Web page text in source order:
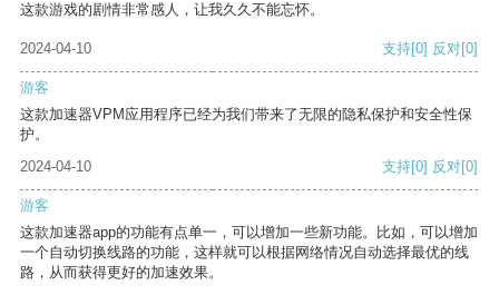
这款游戏的剧情非常感人，让我久久不能忘怀。
2024-04-10 支持[0] 反对[0]
游客
这款加速器VPM应用程序已经为我们带来了无限的隐私保护和安全性保
护。
2024-04-10
支持[0] 反对[0]
游客
这款加速器app的功能有点单一，可以增加一些新功能。比如，可以增加
一个自动切换线路的功能，这样就可以根据网络情况自动选择最优的线
路，从而获得更好的加速效果。